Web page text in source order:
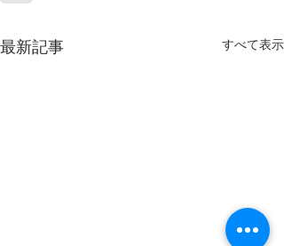
最新記事 すべて表示